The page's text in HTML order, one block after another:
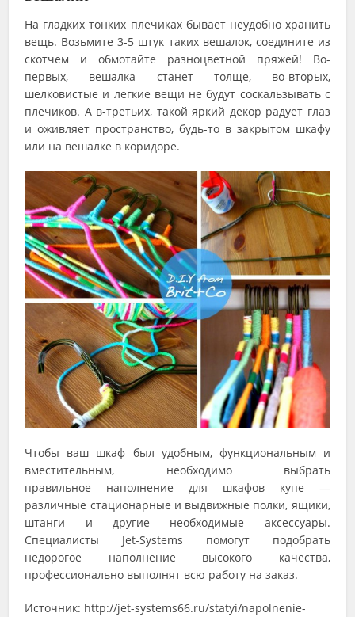
На гладких тонких плечиках бывает неудобно хранить
вещь. Возьмите 3-5 штук таких вешалок, соедините из
скотчем и обмотайте разноцветной пряжей! Во-
первых, вешалка станет толще, во-вторых,
шелковистые и легкие вещи не будут соскальзывать с
плечиков. А в-третьих, такой яркий декор радует глаз
и оживляет пространство, будь-то в закрытом шкафу
или на вешалке в коридоре.
Чтобы ваш шкаф был удобным, функциональным и
вместительным, необходимо выбрать
правильное наполнение для шкафов купе —
различные стационарные и выдвижные полки, ящики,
штанги и другие необходимые аксессуары.
Специалисты Jet-Systems помогут подобрать
недорогое наполнение высокого качества,
профессионально выполнят всю работу на заказ.
Источник: http://jet-systems66.ru/statyi/napolnenie-